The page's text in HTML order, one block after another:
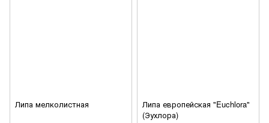
Липа мелколистная
Липа европейская "Euchlora"
(Эухлора)